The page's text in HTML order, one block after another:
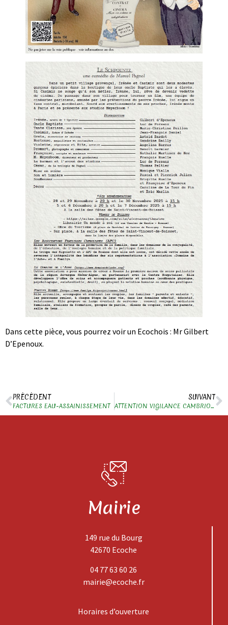
Dans cette pièce, vous pourrez voir un Ecochois : Mr Gilbert
D’Epenoux.
PRÉCÉDENT
FACTURES EAU-ASSAINISSEMENT
SUIVANT
ATTENTION VIGILANCE CAMBRIOLAGES !
Mairie
149 rue du Bourg
42670 Ecoche
04 77 63 60 26
mairie@ecoche.fr
Horaires d’ouverture